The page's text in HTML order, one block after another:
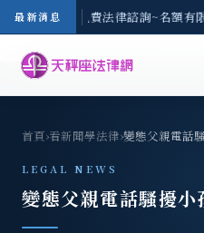
最新消息
3(一) 現場免費法律諮詢~名額
首頁›看新聞學法律›變態父親電話
LEGAL NEWS
變態父親電話騷擾小